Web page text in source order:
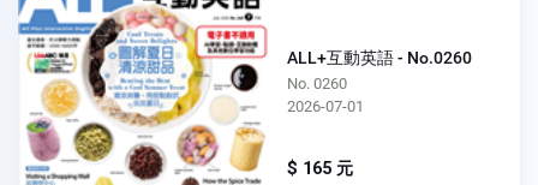
ALL+互動英語 - No.0260
No. 0260
2026-07-01
$ 165 元